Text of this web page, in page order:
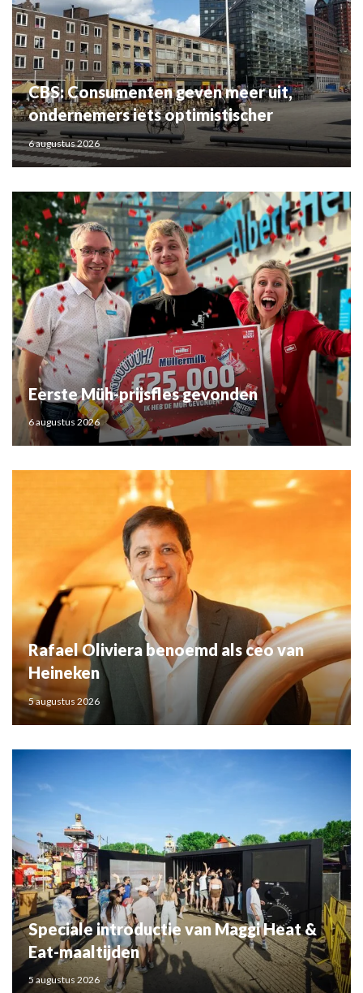
CBS: Consumenten geven meer uit,
ondernemers iets optimistischer
6 augustus 2026
Eerste Müh-prijsfles gevonden
6 augustus 2026
Rafael Oliviera benoemd als ceo van
Heineken
5 augustus 2026
Speciale introductie van Maggi Heat &
Eat-maaltijden
5 augustus 2026